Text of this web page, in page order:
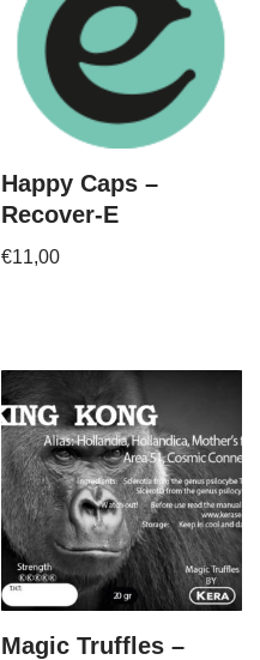
Happy Caps –
Recover-E
€11,00
Magic Truffles –